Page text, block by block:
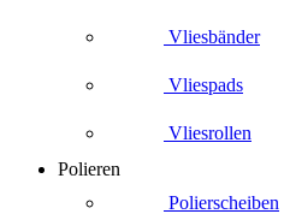
Vliesbänder
Vliespads
Vliesrollen
Polieren
Polierscheiben